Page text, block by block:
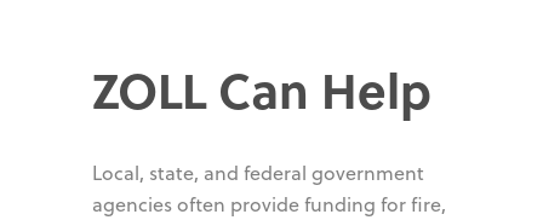
ZOLL Can Help
Local, state, and federal government
agencies often provide funding for fire,